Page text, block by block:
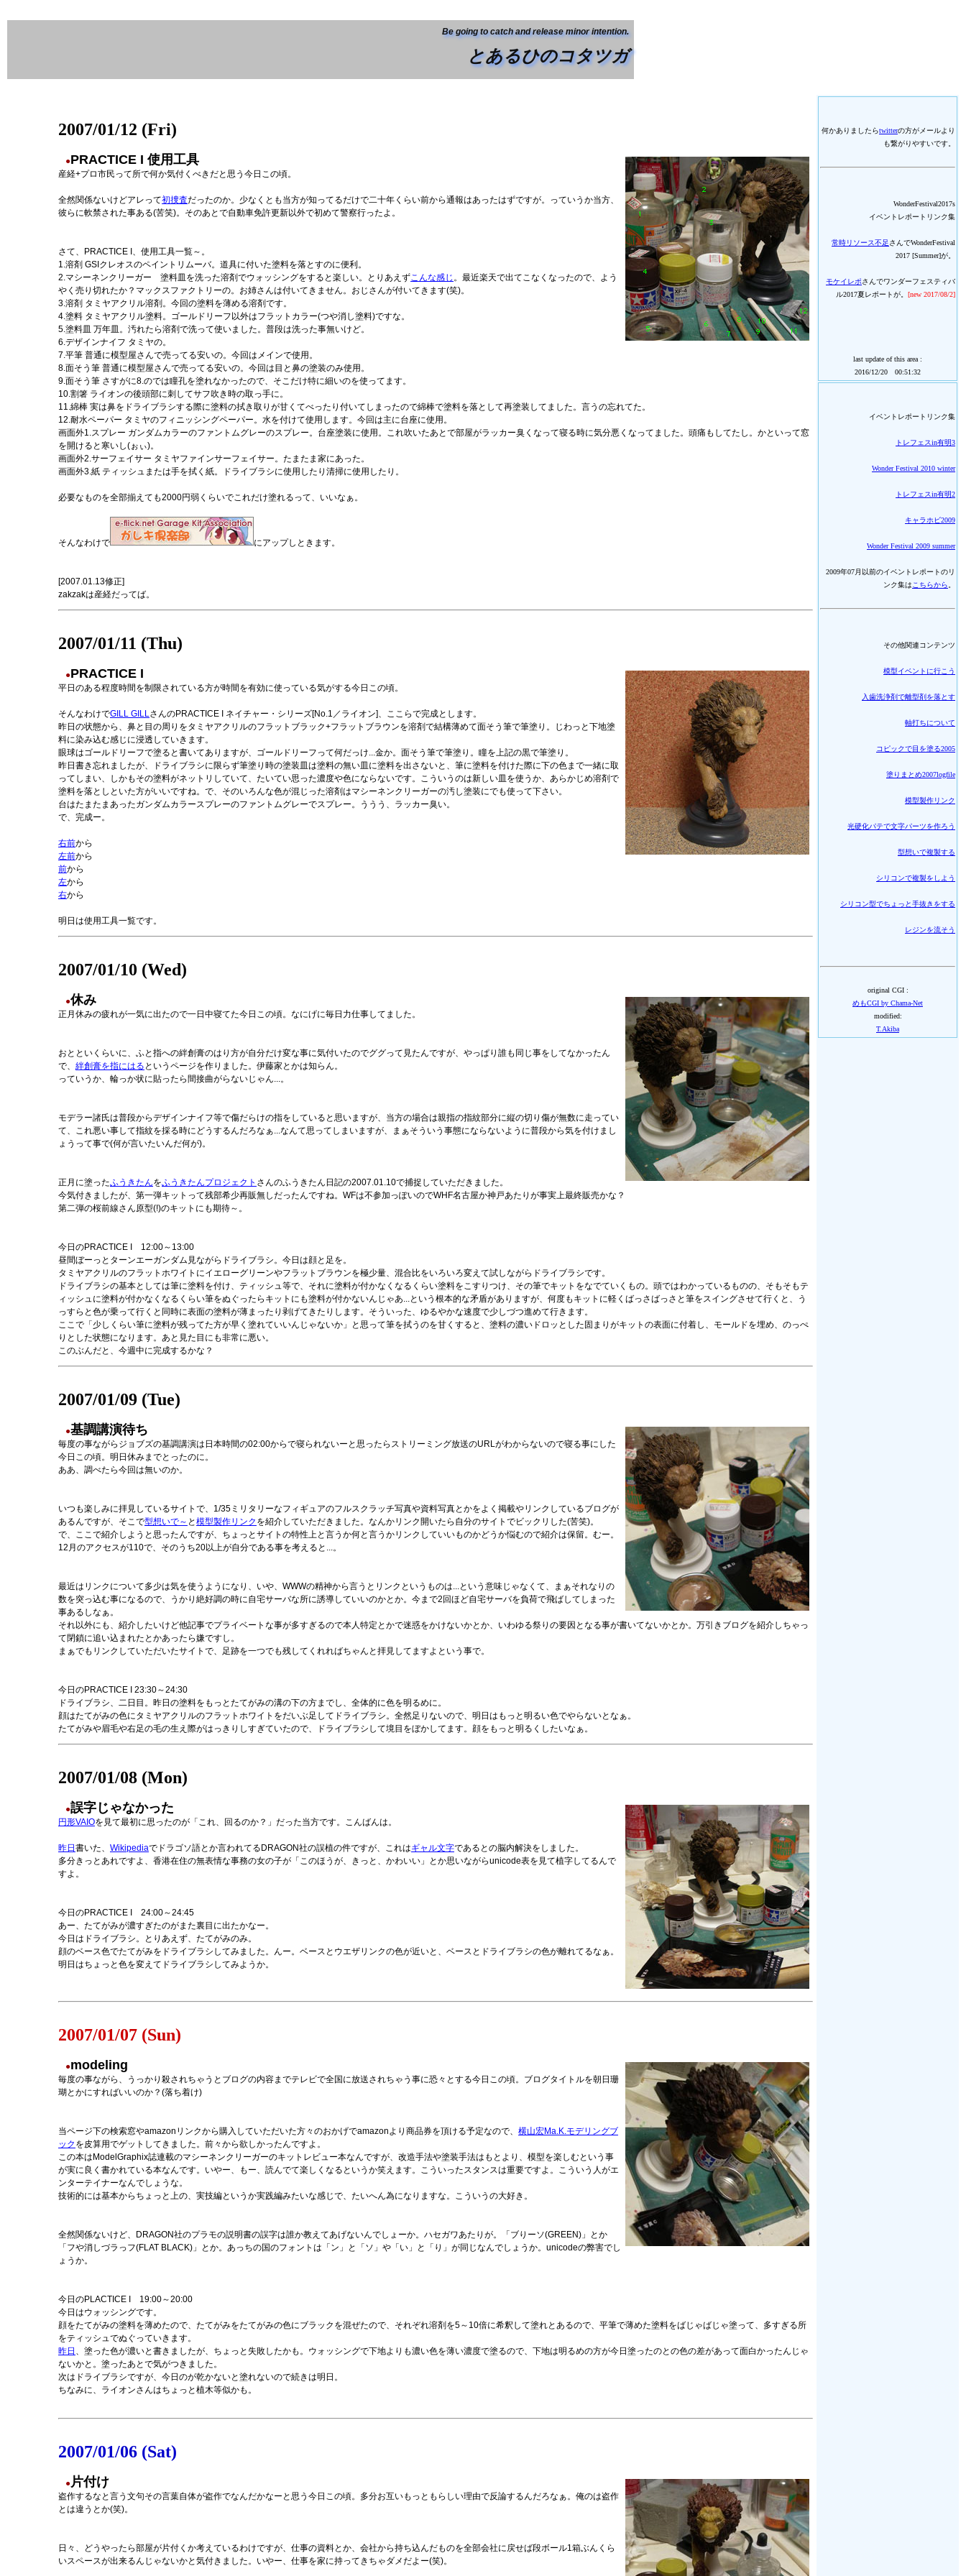
Be going to catch and release minor intention.
とあるひのコタツガ
2007/01/12 (Fri)
●PRACTICE I 使用工具
産経+プロ市民って所で何か気付くべきだと思う今日この頃。
全然関係ないけどアレって初捜査だったのか。少なくとも当方が知ってるだけで二十年くらい前から通報はあったはずですが。っていうか当方、
彼らに軟禁された事ある(苦笑)。そのあとで自動車免許更新以外で初めて警察行ったよ。
さて、PRACTICE I、使用工具一覧～。
1.溶剤 GSIクレオスのペイントリムーバ。道具に付いた塗料を落とすのに便利。
2.マシーネンクリーガー 塗料皿を洗った溶剤でウォッシングをすると楽しい。とりあえずこんな感じ 。最近楽天で出てこなくなったので、よう
やく売り切れたか？マックスファクトリーの。お姉さんは付いてきません。おじさんが付いてきます(笑)。
3.溶剤 タミヤアクリル溶剤。今回の塗料を薄める溶剤です。
4.塗料 タミヤアクリル塗料。ゴールドリーフ以外はフラットカラー(つや消し塗料)ですな。
5.塗料皿 万年皿。汚れたら溶剤で洗って使いました。普段は洗った事無いけど。
6.デザインナイフ タミヤの。
7.平筆 普通に模型屋さんで売ってる安いの。今回はメインで使用。
8.面そう筆 普通に模型屋さんで売ってる安いの。今回は目と鼻の塗装のみ使用。
9.面そう筆 さすがに8.のでは瞳孔を塗れなかったので、そこだけ特に細いのを使ってます。
10.割箸 ライオンの後頭部に刺してサフ吹き時の取っ手に。
11.綿棒 実は鼻をドライブラシする際に塗料の拭き取りが甘くてべったり付いてしまったので綿棒で塗料を落として再塗装してました。言うの忘れてた。
12.耐水ペーパー タミヤのフィニッシングペーパー。水を付けて使用します。今回は主に台座に使用。
画面外1.スプレー ガンダムカラーのファントムグレーのスプレー。台座塗装に使用。これ吹いたあとで部屋がラッカー臭くなって寝る時に気分悪くなってました。頭痛もしてたし。かといって窓
を開けると寒いし(ぉぃ)。
画面外2.サーフェイサー タミヤファインサーフェイサー。たまたま家にあった。
画面外3.紙 ティッシュまたは手を拭く紙。ドライブラシに使用したり清掃に使用したり。
必要なものを全部揃えても2000円弱くらいでこれだけ塗れるって、いいなぁ。
そんなわけで にアップしときます。
[2007.01.13修正]
zakzakは産経だってば。
2007/01/11 (Thu)
●PRACTICE I
平日のある程度時間を制限されている方が時間を有効に使っている気がする今日この頃。
そんなわけでGILL GILLさんのPRACTICE I ネイチャー・シリーズ[No.1／ライオン]、ここらで完成とします。
昨日の状態から、鼻と目の周りをタミヤアクリルのフラットブラック+フラットブラウンを溶剤で結構薄めて面そう筆で筆塗り。じわっと下地塗
料に染み込む感じに浸透していきます。
眼球はゴールドリーフで塗ると書いてありますが、ゴールドリーフって何だっけ...金か。面そう筆で筆塗り。瞳を上記の黒で筆塗り。
昨日書き忘れましたが、ドライブラシに限らず筆塗り時の塗装皿は塗料の無い皿に塗料を出さないと、筆に塗料を付けた際に下の色まで一緒に取
ってしまい、しかもその塗料がネットリしていて、たいてい思った濃度や色にならないです。こういうのは新しい皿を使うか、あらかじめ溶剤で
塗料を落としといた方がいいですね。で、そのいろんな色が混じった溶剤はマシーネンクリーガーの汚し塗装にでも使って下さい。
台はたまたまあったガンダムカラースプレーのファントムグレーでスプレー。ううう、ラッカー臭い。
で、完成ー。
右前から
左前から
前から
左から
右から
明日は使用工具一覧です。
2007/01/10 (Wed)
●休み
正月休みの疲れが一気に出たので一日中寝てた今日この頃。なにげに毎日力仕事してました。
おとといくらいに、ふと指への絆創膏のはり方が自分だけ変な事に気付いたのでググって見たんですが、やっぱり誰も同じ事をしてなかったん
で、 絆創膏を指にはる というページを作りました。伊藤家とかは知らん。
っていうか、輪っか状に貼ったら間接曲がらないじゃん...。
モデラー諸氏は普段からデザインナイフ等で傷だらけの指をしていると思いますが、当方の場合は親指の指紋部分に縦の切り傷が無数に走ってい
て、これ悪い事して指紋を採る時にどうするんだろなぁ...なんて思ってしまいますが、まぁそういう事態にならないように普段から気を付けまし
ょうって事で(何が言いたいんだ何が)。
正月に塗ったふうきたんをふうきたんプロジェクト さんのふうきたん日記の2007.01.10で捕捉していただきました。
今気付きましたが、第一弾キットって残部希少再販無しだったんですね。WFは不参加っぽいのでWHF名古屋か神戸あたりが事実上最終販売かな？
第二弾の桜前線さん原型(!)のキットにも期待～。
今日のPRACTICE I 12:00～13:00
昼間ぼーっとターンエーガンダム見ながらドライブラシ。今日は顔と足を。
タミヤアクリルのフラットホワイトにイエローグリーンやフラットブラウンを極少量、混合比をいろいろ変えて試しながらドライブラシです。
ドライブラシの基本としては筆に塗料を付け、ティッシュ等で、それに塗料が付かなくなるくらい塗料をこすりつけ、その筆でキットをなでていくもの。頭ではわかっているものの、そもそもテ
ィッシュに塗料が付かなくなるくらい筆をぬぐったらキットにも塗料が付かないんじゃあ...という根本的な矛盾がありますが、何度もキットに軽くばっさばっさと筆をスイングさせて行くと、う
っすらと色が乗って行くと同時に表面の塗料が薄まったり剥げてきたりします。そういった、ゆるやかな速度で少しづつ進めて行きます。
ここで「少しくらい筆に塗料が残ってた方が早く塗れていいんじゃないか」と思って筆を拭うのを甘くすると、塗料の濃いドロッとした固まりがキットの表面に付着し、モールドを埋め、のっぺ
りとした状態になります。あと見た目にも非常に悪い。
このぶんだと、今週中に完成するかな？
2007/01/09 (Tue)
●基調講演待ち
毎度の事ながらジョブズの基調講演は日本時間の02:00からで寝られないーと思ったらストリーミング放送のURLがわからないので寝る事にした
今日この頃。明日休みまでとったのに。
ああ、調べたら今回は無いのか。
いつも楽しみに拝見しているサイトで、1/35ミリタリーなフィギュアのフルスクラッチ写真や資料写真とかをよく掲載やリンクしているブログが
あるんですが、そこで型想いで～ と模型製作リンク を紹介していただきました。なんかリンク開いたら自分のサイトでビックリした(苦笑)。
で、ここで紹介しようと思ったんですが、ちょっとサイトの特性上と言うか何と言うかリンクしていいものかどうか悩むので紹介は保留。むー。
12月のアクセスが110で、そのうち20以上が自分である事を考えると...。
最近はリンクについて多少は気を使うようになり、いや、WWWの精神から言うとリンクというものは...という意味じゃなくて、まぁそれなりの
数を突っ込む事になるので、うかり絶好調の時に自宅サーバな所に誘導していいのかとか。今まで2回ほど自宅サーバを負荷で飛ばしてしまった
事あるしなぁ。
それ以外にも、紹介したいけど他記事でプライベートな事が多すぎるので本人特定とかで迷惑をかけないかとか、いわゆる祭りの要因となる事が書いてないかとか。万引きブログを紹介しちゃっ
て閉鎖に追い込まれたとかあったら嫌ですし。
まぁでもリンクしていただいたサイトで、足跡を一つでも残してくれればちゃんと拝見してますよという事で。
今日のPRACTICE I 23:30～24:30
ドライブラシ、二日目。昨日の塗料をもっとたてがみの溝の下の方までし、全体的に色を明るめに。
顔はたてがみの色にタミヤアクリルのフラットホワイトをだいぶ足してドライブラシ。全然足りないので、明日はもっと明るい色でやらないとなぁ。
たてがみや眉毛や右足の毛の生え際がはっきりしすぎていたので、ドライブラシして境目をぼかしてます。顔をもっと明るくしたいなぁ。
2007/01/08 (Mon)
●誤字じゃなかった
円形VAIOを見て最初に思ったのが「これ、回るのか？」だった当方です。こんばんは。
昨日 書いた、 Wikipediaでドラゴソ語とか言われてるDRAGON社の誤植の件ですが、これはギャル文字であるとの脳内解決をしました。
多分きっとあれですよ、香港在住の無表情な事務の女の子が「このほうが、きっと、かわいい」とか思いながらunicode表を見て植字してるんで
すよ。
今日のPRACTICE I 24:00～24:45
あー、たてがみが濃すぎたのがまた裏目に出たかなー。
今日はドライブラシ。とりあえず、たてがみのみ。
顔のベース色でたてがみをドライブラシしてみました。んー。ベースとウエザリンクの色が近いと、ベースとドライブラシの色が離れてるなぁ。
明日はちょっと色を変えてドライブラシしてみようか。
2007/01/07 (Sun)
●modeling
毎度の事ながら、うっかり殺されちゃうとブログの内容までテレビで全国に放送されちゃう事に恐々とする今日この頃。ブログタイトルを朝日珊
瑚とかにすればいいのか？(落ち着け)
当ページ下の検索窓やamazonリンクから購入していただいた方々のおかげでamazonより商品券を頂ける予定なので、 横山宏Ma.K.モデリングブ
ック を皮算用でゲットしてきました。前々から欲しかったんですよ。
この本はModelGraphix誌連載のマシーネンクリーガーのキットレビュー本なんですが、改造手法や塗装手法はもとより、模型を楽しむという事
が実に良く書かれている本なんです。いやー、もー、読んでて楽しくなるというか笑えます。こういったスタンスは重要ですよ。こういう人がエ
ンターテイナーなんでしょうな。
技術的には基本からちょっと上の、実技編というか実践編みたいな感じで、たいへん為になりますな。こういうの大好き。
全然関係ないけど、DRAGON社のプラモの説明書の誤字は誰か教えてあげないんでしょーか。ハセガワあたりが。「ブりーソ(GREEN)」とか
「フや消しづラっフ(FLAT BLACK)」とか。あっちの国のフォントは「ン」と「ソ」や「い」と「り」が同じなんでしょうか。unicodeの弊害でし
ょうか。
今日のPLACTICE I 19:00～20:00
今日はウォッシングです。
顔をたてがみの塗料を薄めたので、たてがみをたてがみの色にブラックを混ぜたので、それぞれ溶剤を5～10倍に希釈して塗れとあるので、平筆で薄めた塗料をばじゃばじゃ塗って、多すぎる所
をティッシュでぬぐっていきます。
昨日 、塗った色が濃いと書きましたが、ちょっと失敗したかも。ウォッシングで下地よりも濃い色を薄い濃度で塗るので、下地は明るめの方が今日塗ったのとの色の差があって面白かったんじゃ
ないかと。塗ったあとで気がつきました。
次はドライブラシですが、今日のが乾かないと塗れないので続きは明日。
ちなみに、ライオンさんはちょっと植木等似かも。
2007/01/06 (Sat)
●片付け
盗作するなと言う文句その言葉自体が盗作でなんだかなーと思う今日この頃。多分お互いもっともらしい理由で反論するんだろなぁ。俺のは盗作
とは違うとか(笑)。
日々、どうやったら部屋が片付くか考えているわけですが、仕事の資料とか、会社から持ち込んだものを全部会社に戻せば段ボール1箱ぶんくら
いスペースが出来るんじゃないかと気付きました。いやー、仕事を家に持ってきちゃダメだよー(笑)。
何かありましたらtwitterの方がメールより
も繋がりやすいです。
WonderFestival2017s
イベントレポートリンク集
常時リソース不足さんでWonderFestival
2017 [Summer]が。
モケイレポさんでワンダーフェスティバ
ル2017夏レポートが。 [new 2017/08/2]
last update of this area :
2016/12/20 00:51:32
イベントレポートリンク集
トレフェスin有明3
Wonder Festival 2010 winter
トレフェスin有明2
キャラホビ2009
Wonder Festival 2009 summer
2009年07月以前のイベントレポートのリ
ンク集は こちらから
その他関連コンテンツ
模型イベントに行こう
入歯洗浄剤で離型剤を落とす
軸打ちについて
コピックで目を塗る2005
塗りまとめ2007logfile
模型製作リンク
光硬化パテで文字パーツを作ろう
型想いで複製する
シリコンで複製をしよう
シリコン型でちょっと手抜きをする
レジンを流そう
original CGI :
めもCGI by Chama-Net
modified:
T.Akiba